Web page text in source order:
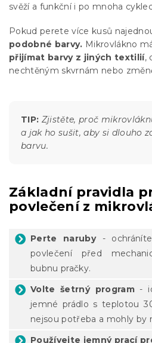
svěží a funkční i po mnoha
Pokud perete více kusů
podobné barvy. Mikrovlákno
přijímat barvy z jiných textilií,
nechtěným skvrnám nebo
TIP: Zjistěte, proč
a jak ho sušit, aby si dlouho
barvu.
Základní pravidla
povlečení z
Perte naruby -
povlečení před
bubnu pračky.
Volte šetrný program-
jemné prádlo s teplotou
nejsou potřeba a mohly by
Používejte jemný prací